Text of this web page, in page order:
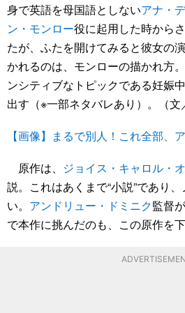
身で英語を母国語としないアナ・
ン・モンロー役に起用した時から
たが、ふたを開けてみると彼女の
かれるのは、モンローの描かれ方
ンシティブなトピックである妊娠
出す（※一部ネタバレあり）。（文
【画像】まるで別人！これ全部、
原作は、 ジョイス・キャロル・
説。これはあくまで“小説”であり
い。 アンドリュー・ドミニク監督
で本作に挑んだのも、この原作を